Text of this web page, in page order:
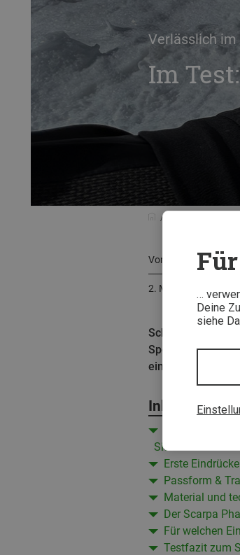
…
Deine
siehe
Verlässlich im
Im
Von Oliver Lair
2. Mai 2023
Schon der Name
Speziell fürs
eine bessere
Inhalt
Sicherheit
Erste
Passform &
Material und
Der Scarpa
Für welchen
Testfazit zum